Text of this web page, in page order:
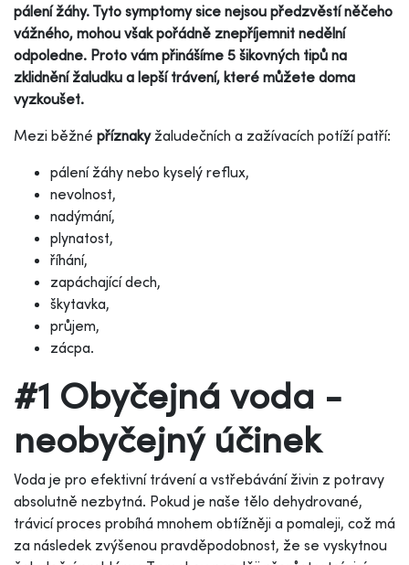
pálení žáhy. Tyto symptomy sice nejsou předzvěstí něčeho
vážného, mohou však pořádně znepříjemnit nedělní
odpoledne. Proto vám přinášíme 5 šikovných tipů na
zklidnění žaludku a lepší trávení, které můžete doma
vyzkoušet.
Mezi běžné příznakyžaludečních a zažívacích potíží patří:
pálení žáhy nebo kyselý reflux,
nevolnost,
nadýmání,
plynatost,
říhání,
zapáchající dech,
škytavka,
průjem,
zácpa.
#1 Obyčejná voda -
neobyčejný účinek
Voda je pro efektivní trávení a vstřebávání živin z potravy
absolutně nezbytná. Pokud je naše tělo dehydrované,
trávicí proces probíhá mnohem obtížněji a pomaleji, což má
za následek zvýšenou pravděpodobnost, že se vyskytnou